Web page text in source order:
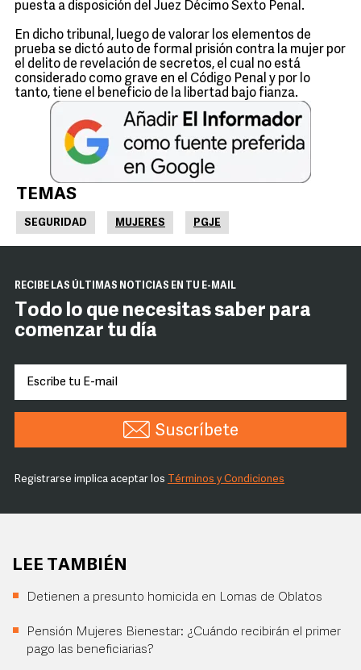
puesta a disposición del Juez Décimo Sexto Penal.
En dicho tribunal, luego de valorar los elementos de
prueba se dictó auto de formal prisión contra la mujer por
el delito de revelación de secretos, el cual no está
considerado como grave en el Código Penal y por lo
tanto, tiene el beneficio de la libertad bajo fianza.
TEMAS
SEGURIDAD MUJERES PGJE
RECIBE LAS ÚLTIMAS NOTICIAS EN TU E-MAIL
Todo lo que necesitas saber para
comenzar tu día
Suscríbete
Registrarse implica aceptar los Términos y Condiciones
LEE TAMBIÉN
Detienen a presunto homicida en Lomas de Oblatos
Pensión Mujeres Bienestar: ¿Cuándo recibirán el primer
pago las beneficiarias?